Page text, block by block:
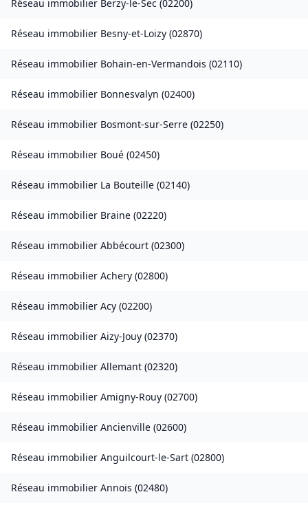
Réseau immobilier Berzy-le-Sec (02200)
Réseau immobilier Besny-et-Loizy (02870)
Réseau immobilier Bohain-en-Vermandois (02110)
Réseau immobilier Bonnesvalyn (02400)
Réseau immobilier Bosmont-sur-Serre (02250)
Réseau immobilier Boué (02450)
Réseau immobilier La Bouteille (02140)
Réseau immobilier Braine (02220)
Réseau immobilier Abbécourt (02300)
Réseau immobilier Achery (02800)
Réseau immobilier Acy (02200)
Réseau immobilier Aizy-Jouy (02370)
Réseau immobilier Allemant (02320)
Réseau immobilier Amigny-Rouy (02700)
Réseau immobilier Ancienville (02600)
Réseau immobilier Anguilcourt-le-Sart (02800)
Réseau immobilier Annois (02480)